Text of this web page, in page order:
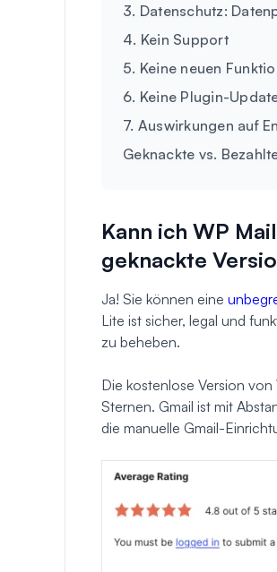
3. Datenschutz:
4. Kein Support
5. Keine neuen
6. Keine Plugin-
7. Auswirkungen auf
Geknackte vs.
Kann ich WP
geknackte
Ja! Sie können eine
Lite ist sicher, legal und
zu beheben.
Die kostenlose Version
Sternen. Gmail ist mit
die manuelle Gmail-